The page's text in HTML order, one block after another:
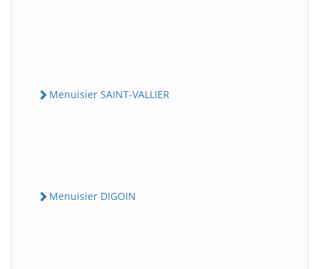
Menuisier SAINT-VALLIER
Menuisier DIGOIN